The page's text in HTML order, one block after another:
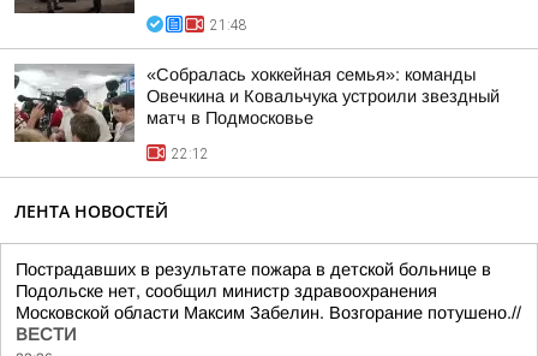
21:48
«Собралась хоккейная семья»: команды
Овечкина и Ковальчука устроили звездный
матч в Подмосковье
22:12
ЛЕНТА НОВОСТЕЙ
Пострадавших в результате пожара в детской больнице в
Подольске нет, сообщил министр здравоохранения
Московской области Максим Забелин. Возгорание потушено.//
ВЕСТИ